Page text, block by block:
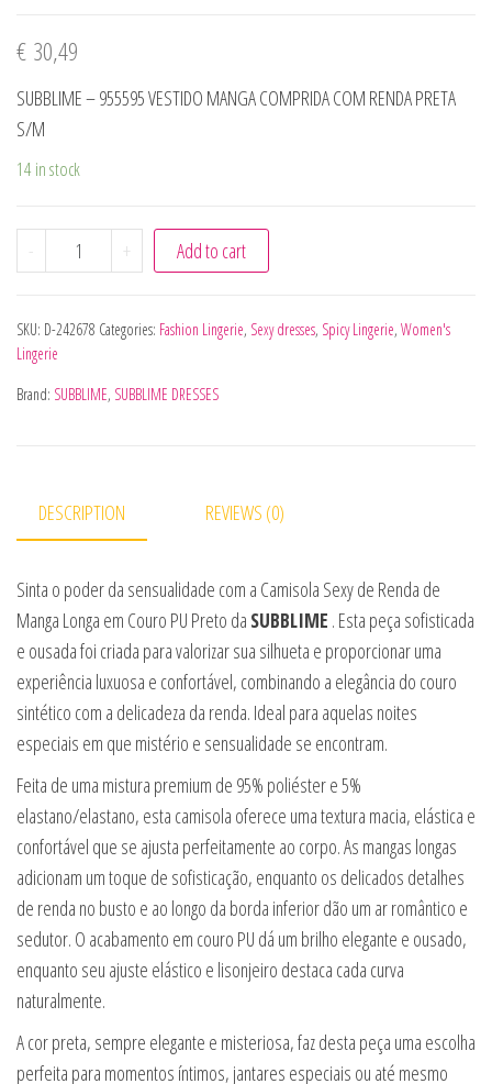
€ 30,49
SUBBLIME – 955595 VESTIDO MANGA COMPRIDA COM RENDA PRETA
S/M
14 in stock
- SUBBLIME - 955595 VESTIDO MANGA COMPRIDA COM
+ Add to cart
SKU: D-242678 Categories: Fashion Lingerie, Sexy dresses, Spicy Lingerie, Women's
Lingerie
Brand: SUBBLIME, SUBBLIME DRESSES
DESCRIPTION REVIEWS (0)
Sinta o poder da sensualidade com a Camisola Sexy de Renda de
Manga Longa em Couro PU Preto da SUBBLIME . Esta peça sofisticada
e ousada foi criada para valorizar sua silhueta e proporcionar uma
experiência luxuosa e confortável, combinando a elegância do couro
sintético com a delicadeza da renda. Ideal para aquelas noites
especiais em que mistério e sensualidade se encontram.
Feita de uma mistura premium de 95% poliéster e 5%
elastano/elastano, esta camisola oferece uma textura macia, elástica e
confortável que se ajusta perfeitamente ao corpo. As mangas longas
adicionam um toque de sofisticação, enquanto os delicados detalhes
de renda no busto e ao longo da borda inferior dão um ar romântico e
sedutor. O acabamento em couro PU dá um brilho elegante e ousado,
enquanto seu ajuste elástico e lisonjeiro destaca cada curva
naturalmente.
A cor preta, sempre elegante e misteriosa, faz desta peça uma escolha
perfeita para momentos íntimos, jantares especiais ou até mesmo